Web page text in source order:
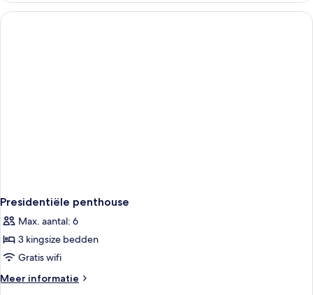
Presidentiële penthouse
Max. aantal: 6
3 kingsize bedden
Gratis wifi
Meer informatie
Meer